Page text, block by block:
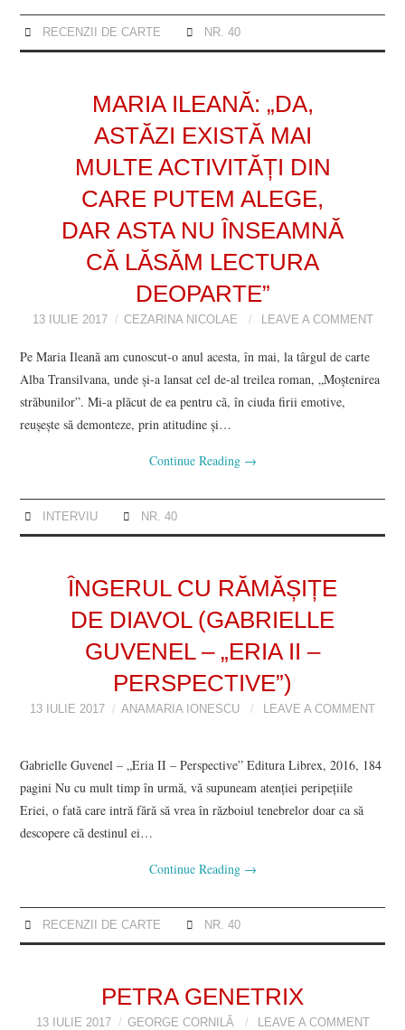
RECENZII DE CARTE NR. 40
MARIA ILEANĂ: „DA,
ASTĂZI EXISTĂ MAI
MULTE ACTIVITĂȚI DIN
CARE PUTEM ALEGE,
DAR ASTA NU ÎNSEAMNĂ
CĂ LĂSĂM LECTURA
DEOPARTE”
13 IULIE 2017 CEZARINA NICOLAE LEAVE A COMMENT
Pe Maria Ileană am cunoscut-o anul acesta, în mai, la târgul de carte
Alba Transilvana, unde și-a lansat cel de-al treilea roman, „Moștenirea
străbunilor”. Mi-a plăcut de ea pentru că, în ciuda firii emotive,
reușește să demonteze, prin atitudine și…
Continue Reading →
INTERVIU NR. 40
ÎNGERUL CU RĂMĂȘIȚE
DE DIAVOL (GABRIELLE
GUVENEL – „ERIA II –
PERSPECTIVE”)
13 IULIE 2017 ANAMARIA IONESCU LEAVE A COMMENT
Gabrielle Guvenel – „Eria II – Perspective” Editura Librex, 2016, 184
pagini Nu cu mult timp în urmă, vă supuneam atenției peripețiile
Eriei, o fată care intră fără să vrea în războiul tenebrelor doar ca să
descopere că destinul ei…
Continue Reading →
RECENZII DE CARTE NR. 40
PETRA GENETRIX
13 IULIE 2017 GEORGE CORNILĂ LEAVE A COMMENT